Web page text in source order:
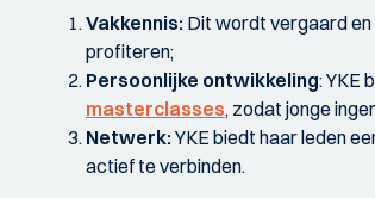
Vakkennis: Dit wordt vergaard
profiteren;
Persoonlijke ontwikkeling:YKE
masterclasses, zodat jonge
Netwerk:YKE biedt haar leden
actief te verbinden.